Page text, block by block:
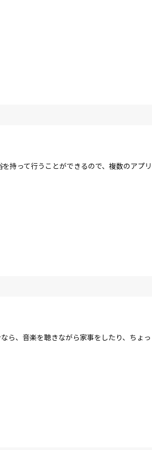
持って行うことができるので、複数のアプ
ら、音楽を聴きながら家事をしたり、ちょ